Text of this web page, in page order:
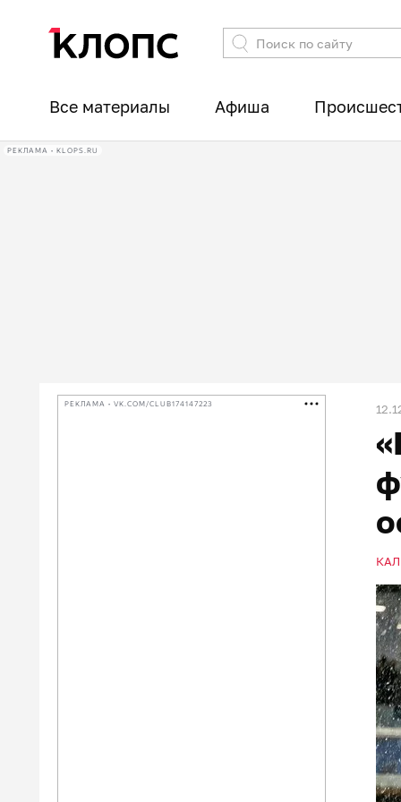
Все материалы Афиша
РЕКЛАМА • KLOPS.RU
РЕКЛАМА • VK.COM/CLUB174147223